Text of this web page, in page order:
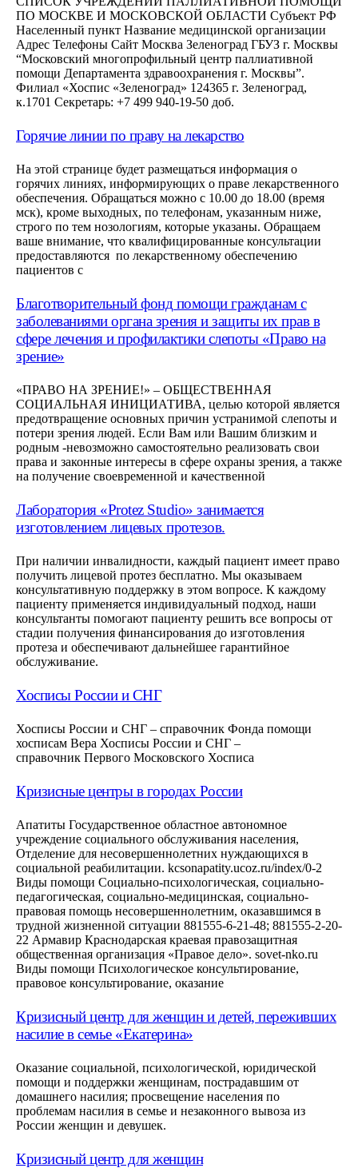
ПО МОСКВЕ И МОСКОВСКОЙ ОБЛАСТИ Субъект РФ
Населенный пункт Название медицинской организации
Адрес Телефоны Сайт Москва Зеленоград ГБУЗ г. Москвы
“Московский многопрофильный центр паллиативной
помощи Департамента здравоохранения г. Москвы”.
Филиал «Хоспис «Зеленоград» 124365 г. Зеленоград,
к.1701 Секретарь: +7 499 940-19-50 доб.
Горячие линии по праву на лекарство
На этой странице будет размещаться информация о
горячих линиях, информирующих о праве лекарственного
обеспечения. Обращаться можно с 10.00 до 18.00 (время
мск), кроме выходных, по телефонам, указанным ниже,
строго по тем нозологиям, которые указаны. Обращаем
ваше внимание, что квалифицированные консультации
предоставляются по лекарственному обеспечению
пациентов с
Благотворительный фонд помощи гражданам с
заболеваниями органа зрения и защиты их прав в
сфере лечения и профилактики слепоты «Право на
зрение»
«ПРАВО НА ЗРЕНИЕ!» – ОБЩЕСТВЕННАЯ
СОЦИАЛЬНАЯ ИНИЦИАТИВА, целью которой является
предотвращение основных причин устранимой слепоты и
потери зрения людей. Если Вам или Вашим близким и
родным -невозможно самостоятельно реализовать свои
права и законные интересы в сфере охраны зрения, а также
на получение своевременной и качественной
Лаборатория «Protez Studio» занимается
изготовлением лицевых протезов.
При наличии инвалидности, каждый пациент имеет право
получить лицевой протез бесплатно. Мы оказываем
консультативную поддержку в этом вопросе. К каждому
пациенту применяется индивидуальный подход, наши
консультанты помогают пациенту решить все вопросы от
стадии получения финансирования до изготовления
протеза и обеспечивают дальнейшее гарантийное
обслуживание.
Хосписы России и СНГ
Хосписы России и СНГ – справочник Фонда помощи
хосписам Вера Хосписы России и СНГ –
справочник Первого Московского Хосписа
Кризисные центры в городах России
Апатиты Государственное областное автономное
учреждение социального обслуживания населения,
Отделение для несовершеннолетних нуждающихся в
социальной реабилитации. kcsonapatity.ucoz.ru/index/0-2
Виды помощи Социально-психологическая, социально-
педагогическая, социально-медицинская, социально-
правовая помощь несовершеннолетним, оказавшимся в
трудной жизненной ситуации 881555-6-21-48; 881555-2-20-
22 Армавир Краснодарская краевая правозащитная
общественная организация «Правое дело». sovet-nko.ru
Виды помощи Психологическое консультирование,
правовое консультирование, оказание
Кризисный центр для женщин и детей, переживших
насилие в семье «Екатерина»
Оказание социальной, психологической, юридической
помощи и поддержки женщинам, пострадавшим от
домашнего насилия; просвещение населения по
проблемам насилия в семье и незаконного вывоза из
России женщин и девушек.
Кризисный центр для женщин